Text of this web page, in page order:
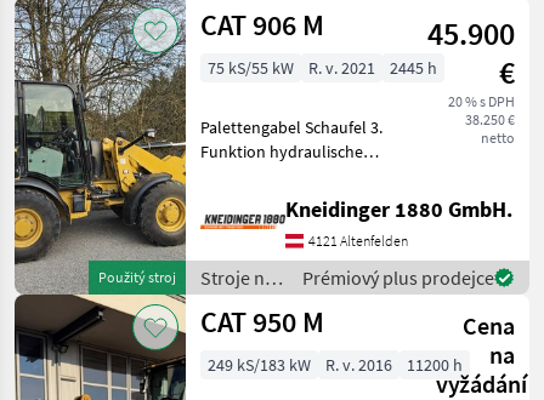
stavbu /
CAT
Použitý stroj
CAT 906 M
45.900
€
20 % s DPH
38.250 €
netto
75 kS/55 kW R. v. 2021 2445 h
Palettengabel Schaufel 3.
Funktion hydraulische
hydraulické blokovanie
pracovného prostriedku,
Vodičská kabína, Rýchlo
striedavé kádere, Náhradný
Kneidinger 1880 GmbH.
4121 Altenfelden
Stroje na
stavbu /
CAT
Prémiový plus prodejce
CAT 950 M
Cena
na
vyžádání
249 kS/183 kW R. v. 2016 11200 h